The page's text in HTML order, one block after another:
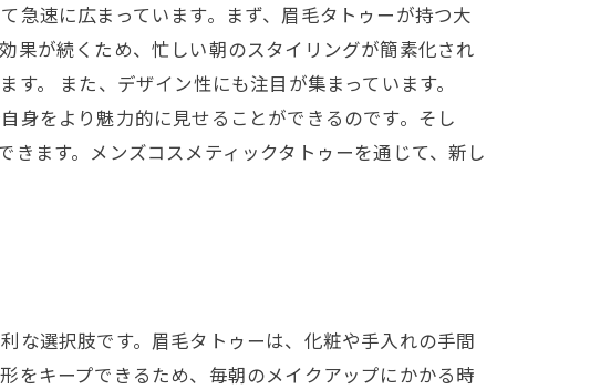
急速に広まっています。まず、眉毛タトゥーが持つ大
果が続くため、忙しい朝のスタイリングが簡素化され
。 また、デザイン性にも注目が集まっています。
身をより魅力的に見せることができるのです。そし
ます。メンズコスメティックタトゥーを通じて、新し
な選択肢です。眉毛タトゥーは、化粧や手入れの手間
をキープできるため、毎朝のメイクアップにかかる時